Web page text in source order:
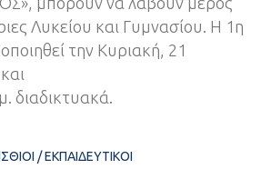
Λυκείου και Γυμνασίου. Η 1η
την Κυριακή, 21
διαδικτυακά.
/ΕΚΠΑΙΔΕΥΤΙΚΟΊ